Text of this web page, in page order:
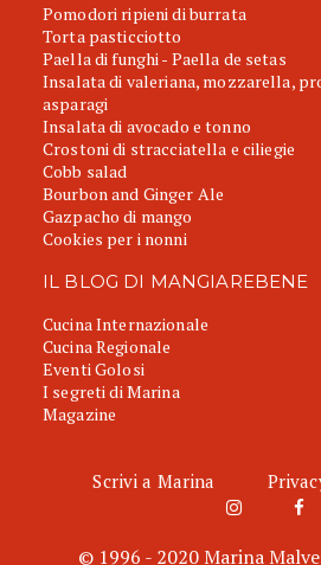
Pomodori ripieni di burrata
Torta pasticciotto
Paella di funghi - Paella de setas
Insalata di valeriana, mozzarella,
asparagi
Insalata di avocado e tonno
Crostoni di stracciatella e ciliegie
Cobb salad
Bourbon and Ginger Ale
Gazpacho di mango
Cookies per i nonni
IL BLOG DI MANGIAREBENE
Cucina Internazionale
Cucina Regionale
Eventi Golosi
I segreti di Marina
Magazine
Scrivi a Marina
© 1996 - 2020 Marina